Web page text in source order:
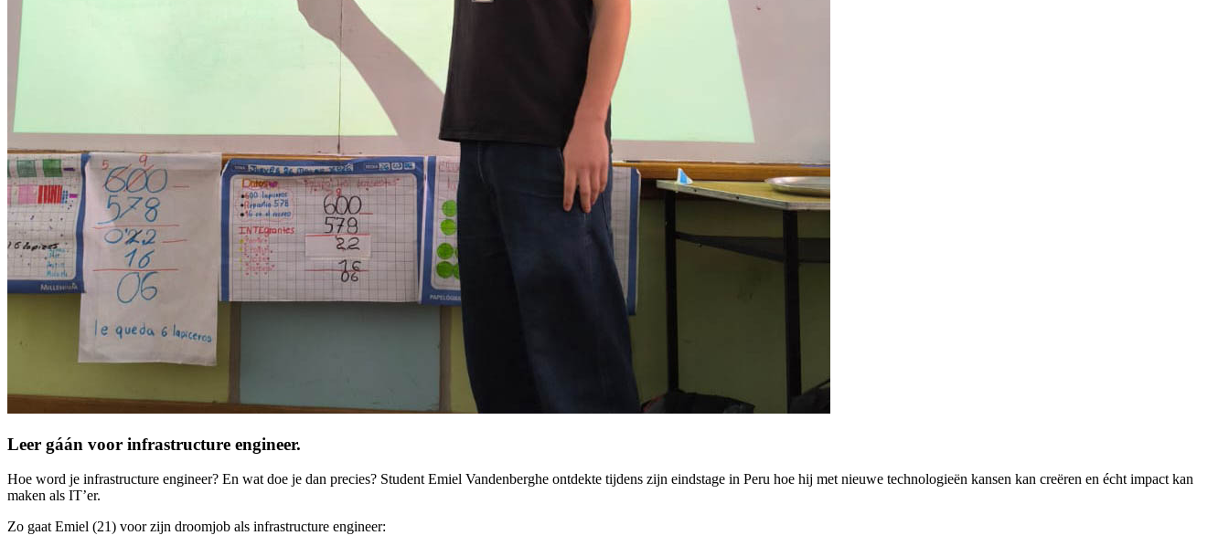
Leer gáán voor infrastructure engineer.
Hoe word je infrastructure engineer? En wat doe je dan precies? Student Emiel Vandenberghe ontdekte tijdens zijn eindstage in Peru hoe hij met nieuwe technologieën kansen kan creëren en écht impact kan
maken als IT’er.
Zo gaat Emiel (21) voor zijn droomjob als infrastructure engineer: